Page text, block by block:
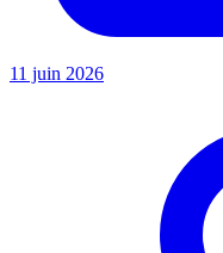
11 juin 2026